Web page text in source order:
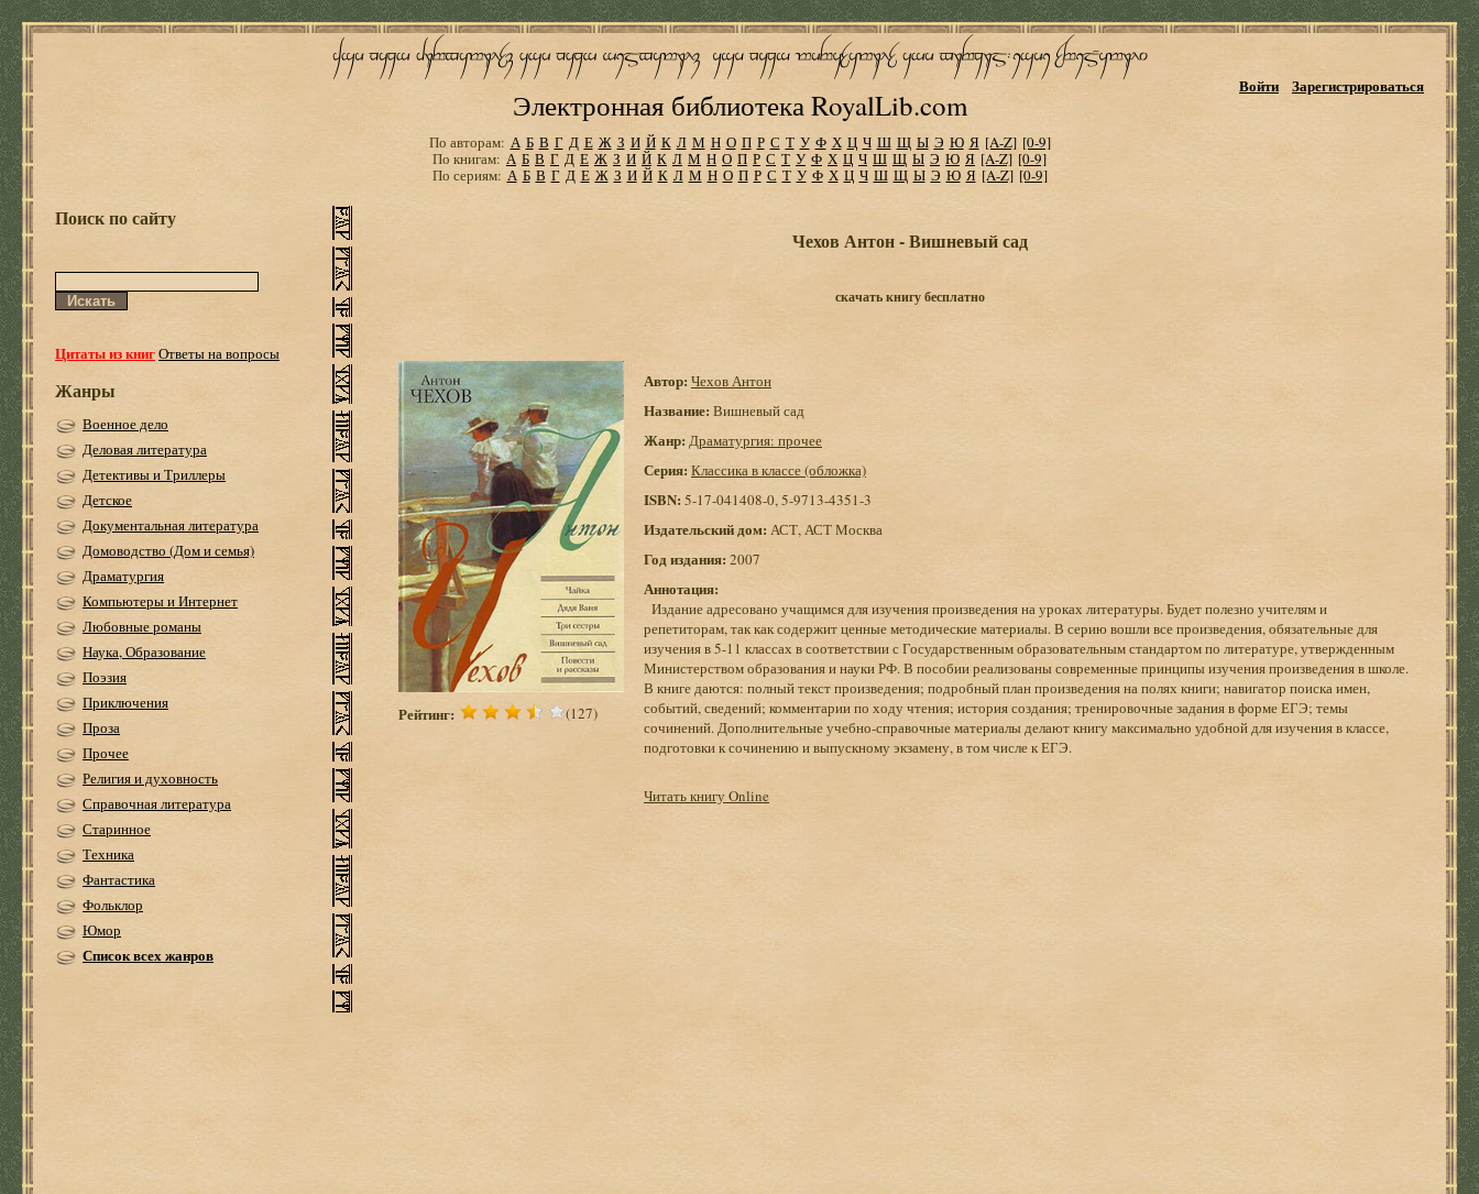
Электронная библиотека RoyalLib.com
Войти Зарегистрироваться
По авторам: А Б В Г Д Е Ж З И Й К Л М Н О П Р С Т У Ф Х Ц Ч Ш Щ Ы Э Ю Я [A-Z] [0-9]
По книгам: А Б В Г Д Е Ж З И Й К Л М Н О П Р С Т У Ф Х Ц Ч Ш Щ Ы Э Ю Я [A-Z] [0-9]
По сериям: А Б В Г Д Е Ж З И Й К Л М Н О П Р С Т У Ф Х Ц Ч Ш Щ Ы Э Ю Я [A-Z] [0-9]
Поиск по сайту
Цитаты из книгОтветы на вопросы
Жанры
Военное дело
Деловая литература
Детективы и Триллеры
Детское
Документальная литература
Домоводство (Дом и семья)
Драматургия
Компьютеры и Интернет
Любовные романы
Наука, Образование
Поэзия
Приключения
Проза
Прочее
Религия и духовность
Справочная литература
Старинное
Техника
Фантастика
Фольклор
Юмор
Список всех жанров
Чехов Антон - Вишневый сад
скачать книгу бесплатно
Рейтинг: (127)
Автор: Чехов Антон
Название: Вишневый сад
Жанр: Драматургия: прочее
Серия: Классика в классе (обложка)
ISBN: 5-17-041408-0, 5-9713-4351-3
Издательский дом: АСТ, АСТ Москва
Год издания: 2007
Аннотация:
Издание адресовано учащимся для изучения произведения на уроках литературы. Будет полезно учителям и
репетиторам, так как содержит ценные методические материалы. В серию вошли все произведения, обязательные для
изучения в 5-11 классах в соответствии с Государственным образовательным стандартом по литературе, утвержденным
Министерством образования и науки РФ. В пособии реализованы современные принципы изучения произведения в школе.
В книге даются: полный текст произведения; подробный план произведения на полях книги; навигатор поиска имен,
событий, сведений; комментарии по ходу чтения; история создания; тренировочные задания в форме ЕГЭ; темы
сочинений. Дополнительные учебно-справочные материалы делают книгу максимально удобной для изучения в классе,
подготовки к сочинению и выпускному экзамену, в том числе к ЕГЭ.
Читать книгу Online